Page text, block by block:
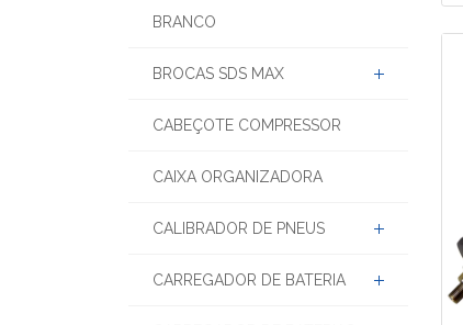
BOVENAU
BRANCO
BROCAS SDS MAX
CABEÇOTE COMPRESSOR
CAIXA ORGANIZADORA
CALIBRADOR DE PNEUS